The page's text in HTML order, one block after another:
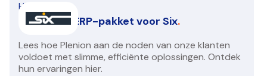
HVAC/R
Een nieuw ERP-pakket voor Six.
Lees hoe Plenion aan de noden van onze klanten
voldoet met slimme, efficiënte oplossingen. Ontdek
hun ervaringen hier.